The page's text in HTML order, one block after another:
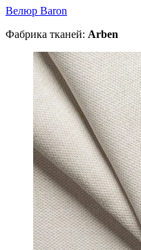
Велюр Baron
Фабрика тканей: Arben